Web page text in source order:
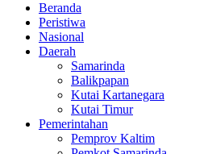
Beranda
Peristiwa
Nasional
Daerah
Samarinda
Balikpapan
Kutai Kartanegara
Kutai Timur
Pemerintahan
Pemprov Kaltim